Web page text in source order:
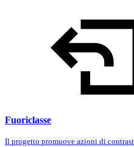
Fuoriclasse
Il progetto promuove azioni di